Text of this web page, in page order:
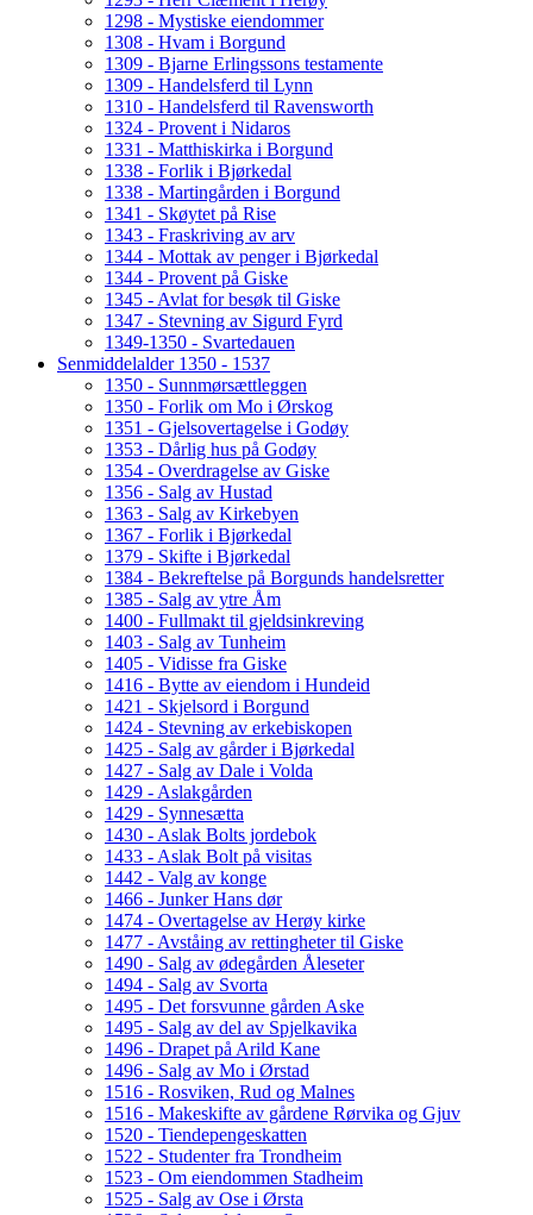
1298 - Mystiske eiendommer
1308 - Hvam i Borgund
1309 - Bjarne Erlingssons testamente
1309 - Handelsferd til Lynn
1310 - Handelsferd til Ravensworth
1324 - Provent i Nidaros
1331 - Matthiskirka i Borgund
1338 - Forlik i Bjørkedal
1338 - Martingården i Borgund
1341 - Skøytet på Rise
1343 - Fraskriving av arv
1344 - Mottak av penger i Bjørkedal
1344 - Provent på Giske
1345 - Avlat for besøk til Giske
1347 - Stevning av Sigurd Fyrd
1349-1350 - Svartedauen
Senmiddelalder 1350 - 1537
1350 - Sunnmørsættleggen
1350 - Forlik om Mo i Ørskog
1351 - Gjelsovertagelse i Godøy
1353 - Dårlig hus på Godøy
1354 - Overdragelse av Giske
1356 - Salg av Hustad
1363 - Salg av Kirkebyen
1367 - Forlik i Bjørkedal
1379 - Skifte i Bjørkedal
1384 - Bekreftelse på Borgunds handelsretter
1385 - Salg av ytre Åm
1400 - Fullmakt til gjeldsinkreving
1403 - Salg av Tunheim
1405 - Vidisse fra Giske
1416 - Bytte av eiendom i Hundeid
1421 - Skjelsord i Borgund
1424 - Stevning av erkebiskopen
1425 - Salg av gårder i Bjørkedal
1427 - Salg av Dale i Volda
1429 - Aslakgården
1429 - Synnesætta
1430 - Aslak Bolts jordebok
1433 - Aslak Bolt på visitas
1442 - Valg av konge
1466 - Junker Hans dør
1474 - Overtagelse av Herøy kirke
1477 - Avståing av rettingheter til Giske
1490 - Salg av ødegården Åleseter
1494 - Salg av Svorta
1495 - Det forsvunne gården Aske
1495 - Salg av del av Spjelkavika
1496 - Drapet på Arild Kane
1496 - Salg av Mo i Ørstad
1516 - Rosviken, Rud og Malnes
1516 - Makeskifte av gårdene Rørvika og Gjuv
1520 - Tiendepengeskatten
1522 - Studenter fra Trondheim
1523 - Om eiendommen Stadheim
1525 - Salg av Ose i Ørsta